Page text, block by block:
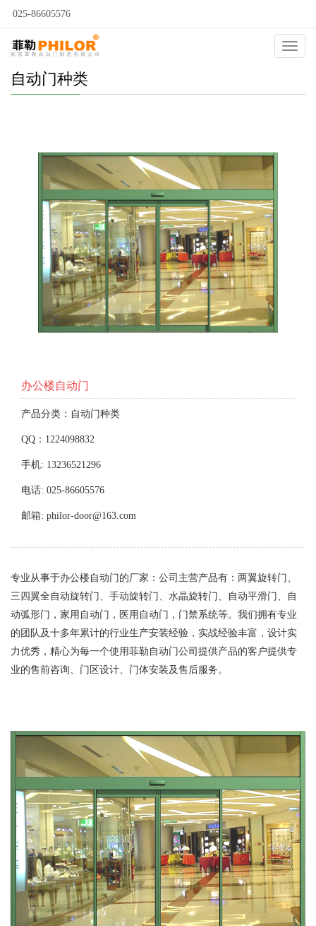
025-86605576
自动门种类
办公楼自动门
产品分类：自动门种类
QQ：1224098832
手机: 13236521296
电话: 025-86605576
邮箱: philor-door@163.com
专业从事于办公楼自动门的厂家：公司主营产品有：两翼旋转门、
三四翼全自动旋转门、手动旋转门、水晶旋转门、自动平滑门、自
动弧形门，家用自动门，医用自动门，门禁系统等。我们拥有专业
的团队及十多年累计的行业生产安装经验，实战经验丰富，设计实
力优秀，精心为每一个使用菲勒自动门公司提供产品的客户提供专
业的售前咨询、门区设计、门体安装及售后服务。